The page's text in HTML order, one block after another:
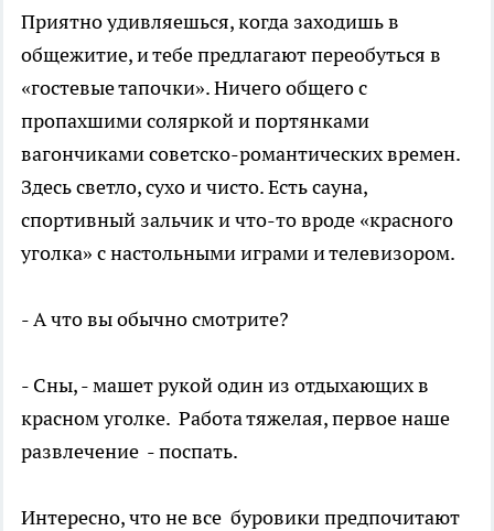
Приятно удивляешься, когда заходишь в
общежитие, и тебе предлагают переобуться в
«гостевые тапочки». Ничего общего с
пропахшими соляркой и портянками
вагончиками советско-романтических времен.
Здесь светло, сухо и чисто. Есть сауна,
спортивный зальчик и что-то вроде «красного
уголка» с настольными играми и телевизором.
- А что вы обычно смотрите?
- Сны, - машет рукой один из отдыхающих в
красном уголке. Работа тяжелая, первое наше
развлечение - поспать.
Интересно, что не все буровики предпочитают